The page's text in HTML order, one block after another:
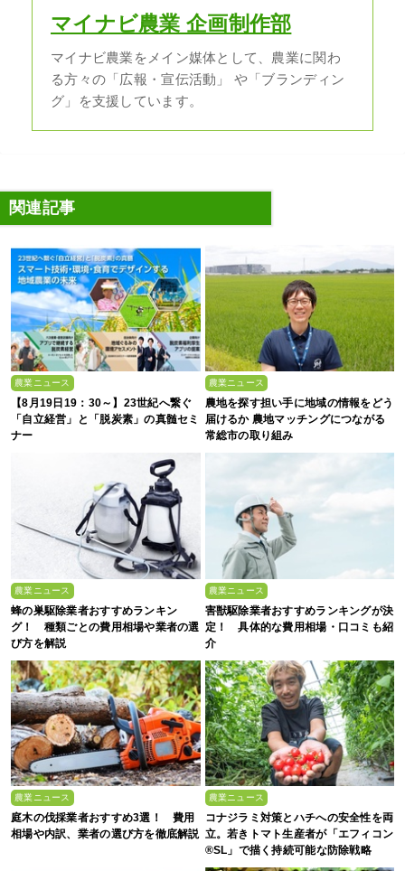
マイナビ農業 企画制作部
マイナビ農業をメイン媒体として、農業に関わ
る方々の「広報・宣伝活動」 や「ブランディン
グ」を支援しています。
関連記事
農業ニュース
【8月19日19：30～】23世紀へ繋ぐ
「自立経営」と「脱炭素」の真髄セミ
ナー
農業ニュース
農地を探す担い手に地域の情報をどう
届けるか 農地マッチングにつながる
常総市の取り組み
農業ニュース
蜂の巣駆除業者おすすめランキン
グ！ 種類ごとの費用相場や業者の選
び方を解説
農業ニュース
害獣駆除業者おすすめランキングが決
定！ 具体的な費用相場・口コミも紹
介
農業ニュース
庭木の伐採業者おすすめ3選！ 費用
相場や内訳、業者の選び方を徹底解説
農業ニュース
コナジラミ対策とハチへの安全性を両
立。若きトマト生産者が「エフィコン
®SL」で描く持続可能な防除戦略